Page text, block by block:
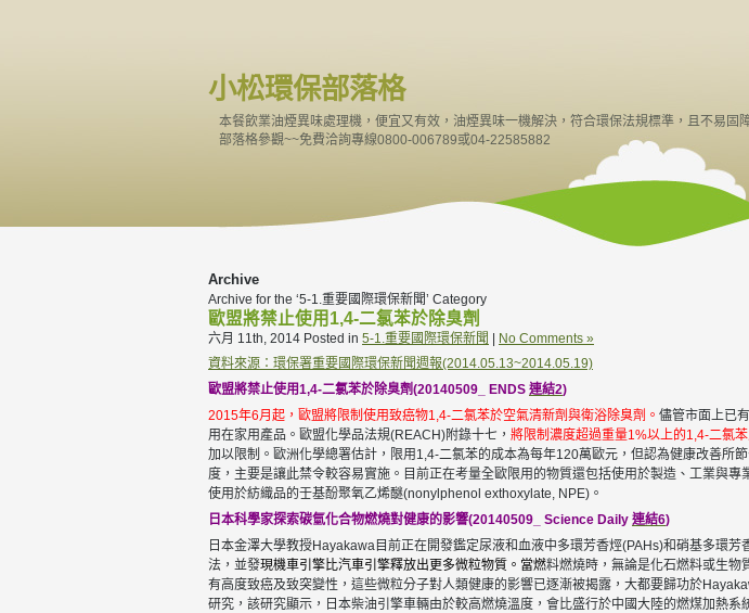
小松環保部落格
本餐飲業油煙異味處理機，便宜又有效，油煙異味一機解決，符合環保法規標準，且不易
部落格參觀~~免費洽詢專線0800-006789或04-22585882
Archive
Archive for the ‘5-1.重要國際環保新聞’ Category
歐盟將禁止使用1,4-二氯苯於除臭劑
六月 11th, 2014 Posted in 5-1.重要國際環保新聞
No Comments »
資料來源：環保署重要國際環保新聞週報(2014.05.13~2014.05.19)
歐盟將禁止使用1,4-二氯苯於除臭劑(20140509_ ENDS 連結2)
2015年6月起，歐盟將限制使用致癌物1,4-二氯苯於空氣清新劑與衛浴除臭劑。 儘管市面上已
用在家用產品。歐盟化學品法規(REACH)附錄十七， 將限制濃度超過重量1%以上的1,4-二氯苯
加以限制。歐洲化學總署估計，限用1,4-二氯苯的成本為每年120萬歐元，但認為健康改善
度，主要是讓此禁令較容易實施。目前正在考量全歐限用的物質還包括使用於製造、工業與
使用於紡織品的壬基酚聚氧乙烯醚(nonylphenol exthoxylate, NPE)。
日本科學家探索碳氫化合物燃燒對健康的影響(20140509_ Science Daily 連結6)
日本金澤大學教授Hayakawa目前正在開發鑑定尿液和血液中多環芳香烴(PAHs)和硝基多環
法，並發現機車引擎比汽車引擎釋放出更多微粒物質。當燃料燃燒時，無論是化石燃料或生物
有高度致癌及致突變性，這些微粒分子對人類健康的影響已逐漸被揭露，大都要歸功於
研究，該研究顯示，日本柴油引擎車輛由於較高燃燒溫度，會比盛行於中國大陸的燃煤加熱